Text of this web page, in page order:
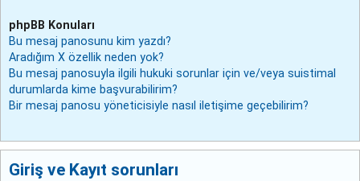
phpBB Konuları
Bu mesaj panosunu kim yazdı?
Aradığım X özellik neden yok?
Bu mesaj panosuyla ilgili hukuki sorunlar için ve/veya suistimal
durumlarda kime başvurabilirim?
Bir mesaj panosu yöneticisiyle nasıl iletişime geçebilirim?
Giriş ve Kayıt sorunları